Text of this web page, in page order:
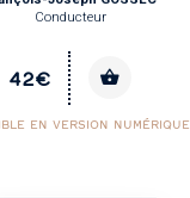
Conducteur
42€
EN VERSION NUMÉRIQUE